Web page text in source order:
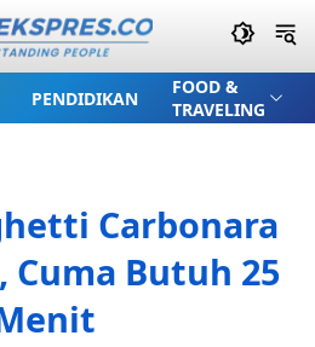
PENDIDIKAN
FOOD &
TRAVELING
Carbonara
Cuma Butuh 25